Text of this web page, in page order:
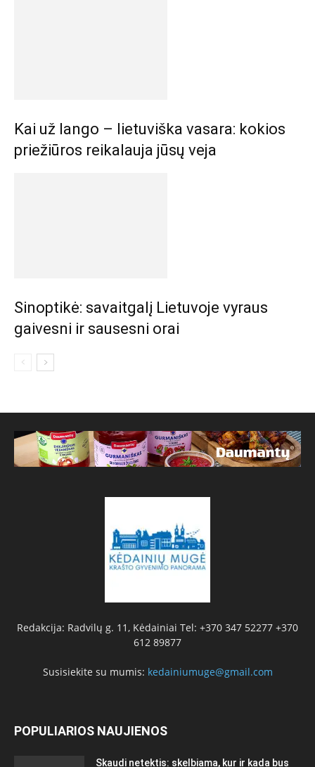
Kai už lango – lietuviška vasara: kokios
priežiūros reikalauja jūsų veja
Sinoptikė: savaitgalį Lietuvoje vyraus
gaivesni ir sausesni orai
Redakcija: Radvilų g. 11, Kėdainiai Tel: +370 347 52277 +370
612 89877
Susisiekite su mumis: kedainiumuge@gmail.com
POPULIARIOS NAUJIENOS
Skaudi netektis: skelbiama, kur ir kada bus